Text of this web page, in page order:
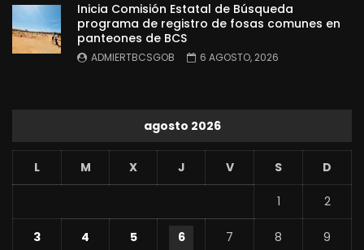
Inicia Comisión Estatal de Búsqueda
programa de registro de fosas comunes en
panteones de BCS
ADMIERTBCSGOB 6 AGOSTO, 2026
agosto 2026
L M X J V S D
1 2
3 4 5 6 7 8 9